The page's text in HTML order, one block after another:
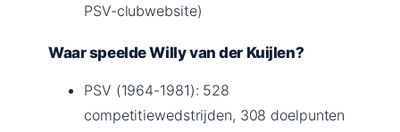
PSV-clubwebsite)
Waar speelde Willy van der Kuijlen?
PSV (1964-1981): 528
competitiewedstrijden, 308 doelpunten